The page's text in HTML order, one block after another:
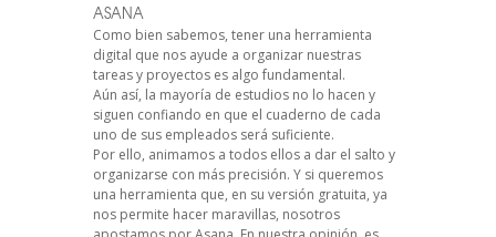
ASANA
Como bien sabemos, tener una herramienta
digital que nos ayude a organizar nuestras
tareas y proyectos es algo fundamental.
Aún así, la mayoría de estudios no lo hacen y
siguen confiando en que el cuaderno de cada
uno de sus empleados será suficiente.
Por ello, animamos a todos ellos a dar el salto y
organizarse con más precisión. Y si queremos
una herramienta que, en su versión gratuita, ya
nos permite hacer maravillas, nosotros